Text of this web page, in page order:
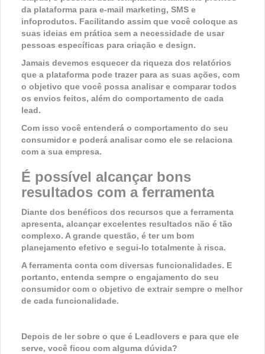
da plataforma para e-mail marketing, SMS e
infoprodutos. Facilitando assim que você coloque as
suas ideias em prática sem a necessidade de usar
pessoas específicas para criação e design.
Jamais devemos esquecer da riqueza dos relatórios
que a plataforma pode trazer para as suas ações, com
o objetivo que você possa analisar e comparar todos
os envios feitos, além do comportamento de cada
lead.
Com isso você entenderá o comportamento do seu
consumidor e poderá analisar como ele se relaciona
com a sua empresa.
É possível alcançar bons
resultados com a ferramenta
Diante dos benéficos dos recursos que a ferramenta
apresenta, alcançar excelentes resultados não é tão
complexo. A grande questão, é ter um bom
planejamento efetivo e segui-lo totalmente à risca.
A ferramenta conta com diversas funcionalidades. E
portanto, entenda sempre o engajamento do seu
consumidor com o objetivo de extrair sempre o melhor
de cada funcionalidade.
Depois de ler sobre o que é Leadlovers e para que ele
serve, você ficou com alguma dúvida?